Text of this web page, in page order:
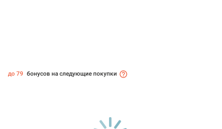
до 79 бонусов на следующие покупки